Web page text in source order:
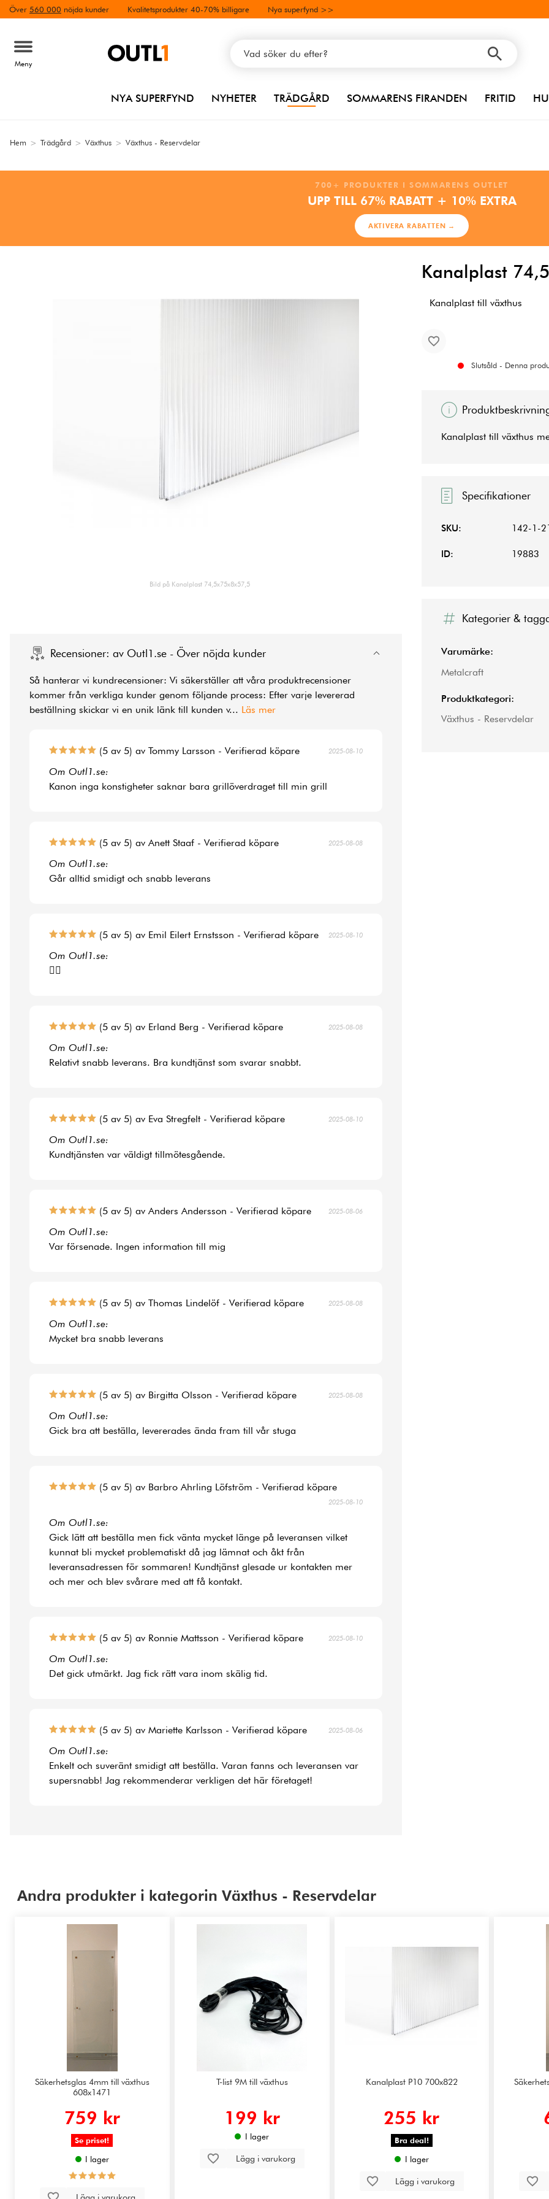
Över 560 000 nöjda kunder Kvalitetsprodukter 40-70% billigare Nya superfynd >>
Meny
NYA SUPERFYND NYHETER TRÄDGÅRD SOMMARENS FIRANDEN FRITID
Hem > Trädgård > Växthus > Växthus - Reservdelar
700+ PRODUKTER I SOMMARENS OUTLET
UPP TILL 67% RABATT + 10% EXTRA
AKTIVERA RABATTEN →
Kanalplast
Bild på Kanalplast 74,5x75x8x57,5
Kanalplast till växthus
Slutsåld - Denna
Kanalplast till växthus
Specifikationer
SKU: 142-1-
ID: 19883
Kategorier &
Varumärke:
Metalcraft
Produktkategori:
Växthus - Reservdelar
Recensioner: av Outl1.se - Över nöjda kunder
Så hanterar vi kundrecensioner: Vi säkerställer att våra produktrecensioner
kommer från verkliga kunder genom följande process: Efter varje levererad
beställning skickar vi en unik länk till kunden v... Läs mer
(5 av 5) av Tommy Larsson - Verifierad köpare 2025-08-10
Om Outl1.se:
Kanon inga konstigheter saknar bara grillöverdraget till min grill
(5 av 5) av Anett Staaf - Verifierad köpare 2025-08-08
Om Outl1.se:
Går alltid smidigt och snabb leverans
(5 av 5) av Emil Eilert Ernstsson - Verifierad köpare 2025-08-10
Om Outl1.se:
👍🏻
(5 av 5) av Erland Berg - Verifierad köpare 2025-08-08
Om Outl1.se:
Relativt snabb leverans. Bra kundtjänst som svarar snabbt.
(5 av 5) av Eva Stregfelt - Verifierad köpare 2025-08-10
Om Outl1.se:
Kundtjänsten var väldigt tillmötesgående.
(5 av 5) av Anders Andersson - Verifierad köpare 2025-08-06
Om Outl1.se:
Var försenade. Ingen information till mig
(5 av 5) av Thomas Lindelöf - Verifierad köpare 2025-08-08
Om Outl1.se:
Mycket bra snabb leverans
(5 av 5) av Birgitta Olsson - Verifierad köpare 2025-08-08
Om Outl1.se:
Gick bra att beställa, levererades ända fram till vår stuga
(5 av 5) av Barbro Ahrling Löfström - Verifierad köpare
2025-08-10
Om Outl1.se:
Gick lätt att beställa men fick vänta mycket länge på leveransen vilket
kunnat bli mycket problematiskt då jag lämnat och åkt från
leveransadressen för sommaren! Kundtjänst glesade ur kontakten mer
och mer och blev svårare med att få kontakt.
(5 av 5) av Ronnie Mattsson - Verifierad köpare 2025-08-10
Om Outl1.se:
Det gick utmärkt. Jag fick rätt vara inom skälig tid.
(5 av 5) av Mariette Karlsson - Verifierad köpare 2025-08-06
Om Outl1.se:
Enkelt och suveränt smidigt att beställa. Varan fanns och leveransen var
supersnabb! Jag rekommenderar verkligen det här företaget!
Andra produkter i kategorin Växthus - Reservdelar
Säkerhetsglas 4mm till växthus
608x1471
759 kr
Se priset!
I lager
Lägg i varukorg
T-list 9M till växthus
199 kr
I lager
Lägg i varukorg
Kanalplast P10 700x822
255 kr
Bra deal!
I lager
Lägg i varukorg